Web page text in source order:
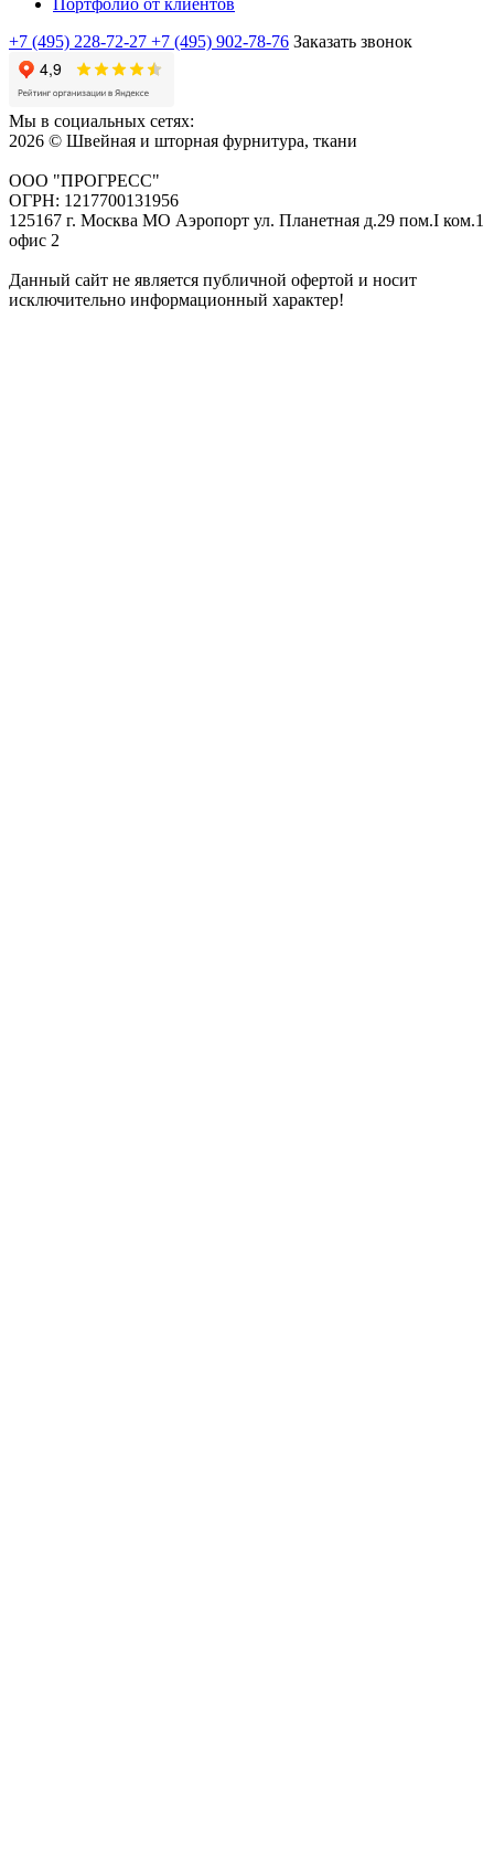
Портфолио от клиентов
+7 (495) 228-72-27 +7 (495) 902-78-76 Заказать звонок
Мы в социальных сетях:
2026 © Швейная и шторная фурнитура, ткани
ООО "ПРОГРЕСС"
ОГРН: 1217700131956
125167 г. Москва МО Аэропорт ул. Планетная д.29 пом.I ком.1
офис 2
Данный сайт не является публичной офертой и носит
исключительно информационный характер!